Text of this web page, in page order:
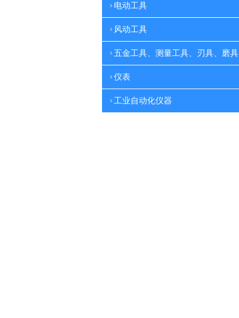
电动工具
风动工具
五金工具、测量工具、刃具、磨具
仪表
工业自动化仪器